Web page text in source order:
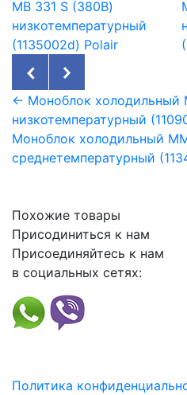
MB 331 S (380В)
низкотемпературный
(1135002d) Polair
← Моноблок холодильный
низкотемпературный
Моноблок холодильный
среднетемпературный
Похожие товары
Присодиниться к нам
Присоединяйтесь к нам
в социальных сетях:
Политика